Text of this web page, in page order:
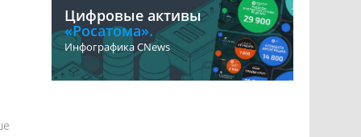
Цифровые активы
«Росатома».
Инфографика CNews